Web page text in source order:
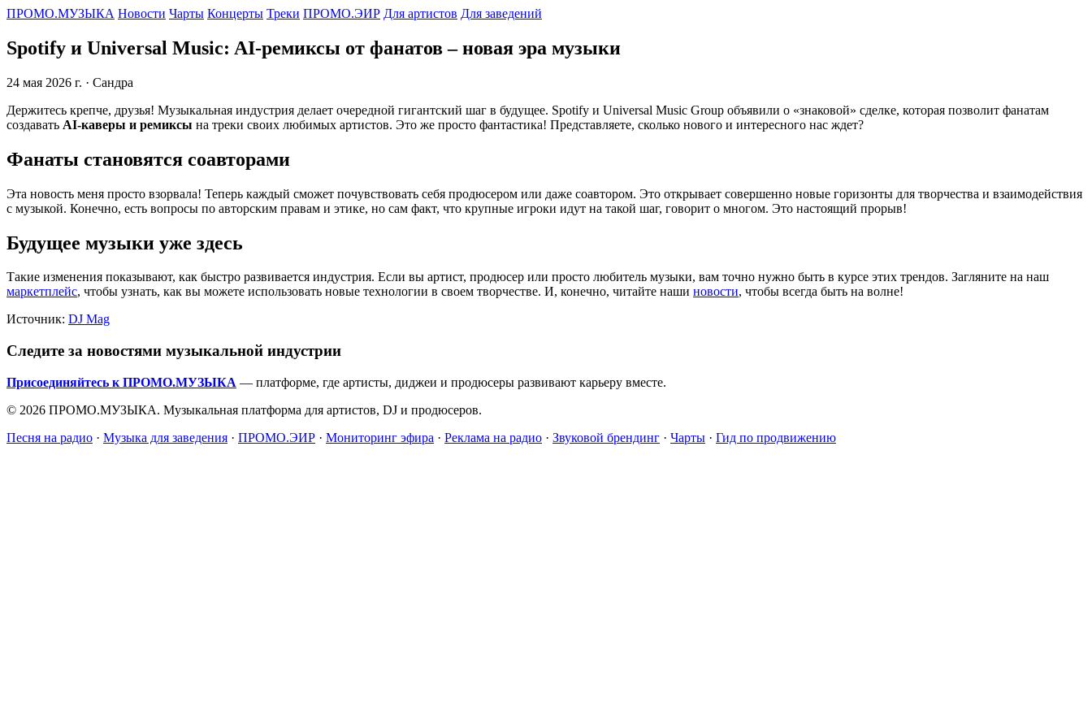
ПРОМО.МУЗЫКА Новости Чарты Концерты Треки ПРОМО.ЭИР Для артистов Для заведений
Spotify и Universal Music: AI-ремиксы от фанатов – новая эра музыки
24 мая 2026 г. · Сандра
Держитесь крепче, друзья! Музыкальная индустрия делает очередной гигантский шаг в будущее. Spotify и Universal Music Group объявили о «знаковой» сделке, которая позволит фанатам
создавать AI-каверы и ремиксы на треки своих любимых артистов. Это же просто фантастика! Представляете, сколько нового и интересного нас ждет?
Фанаты становятся соавторами
Эта новость меня просто взорвала! Теперь каждый сможет почувствовать себя продюсером или даже соавтором. Это открывает совершенно новые горизонты для творчества и взаимодействия
с музыкой. Конечно, есть вопросы по авторским правам и этике, но сам факт, что крупные игроки идут на такой шаг, говорит о многом. Это настоящий прорыв!
Будущее музыки уже здесь
Такие изменения показывают, как быстро развивается индустрия. Если вы артист, продюсер или просто любитель музыки, вам точно нужно быть в курсе этих трендов. Загляните на наш
маркетплейс, чтобы узнать, как вы можете использовать новые технологии в своем творчестве. И, конечно, читайте наши новости, чтобы всегда быть на волне!
Источник: DJ Mag
Следите за новостями музыкальной индустрии
Присоединяйтесь к ПРОМО.МУЗЫКА — платформе, где артисты, диджеи и продюсеры развивают карьеру вместе.
© 2026 ПРОМО.МУЗЫКА. Музыкальная платформа для артистов, DJ и продюсеров.
Песня на радио · Музыка для заведения · ПРОМО.ЭИР · Мониторинг эфира · Реклама на радио · Звуковой брендинг · Чарты · Гид по продвижению